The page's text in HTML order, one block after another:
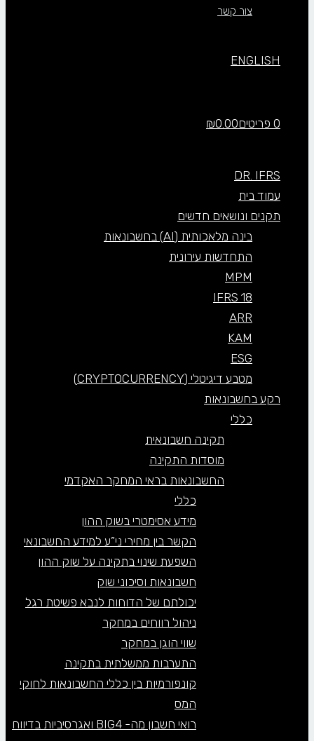
צור קשר
ENGLISH
0 פריטים ₪0.00
DR. IFRS
עמוד בית
תקנים ונושאים חדשים
בינה מלאכותית (AI) בחשבונאות
התחדשות עירונית
MPM
IFRS 18
ARR
KAM
ESG
מטבע דיגיטלי (CRYPTOCURRENCY)
רקע בחשבונאות
כללי
תקינה חשבונאית
מוסדות התקינה
החשבונאות בראי המחקר האקדמי
כללי
מידע אסימטרי בשוק ההון
הקשר בין מחירי ני”ע למידע החשבונאי
השפעת שינוי בתקינה על שוק ההון
חשבונאות וסיכוני שוק
יכולתם של הדוחות לנבא פשיטת רגל
ניהול רווחים במחקר
שווי הוגן במחקר
התערבות ממשלתית בתקינה
קונפורמיות בין כללי החשבונאות לחוקי
המס
רואי חשבון מה- BIG4 ואגרסיביות בדיווח